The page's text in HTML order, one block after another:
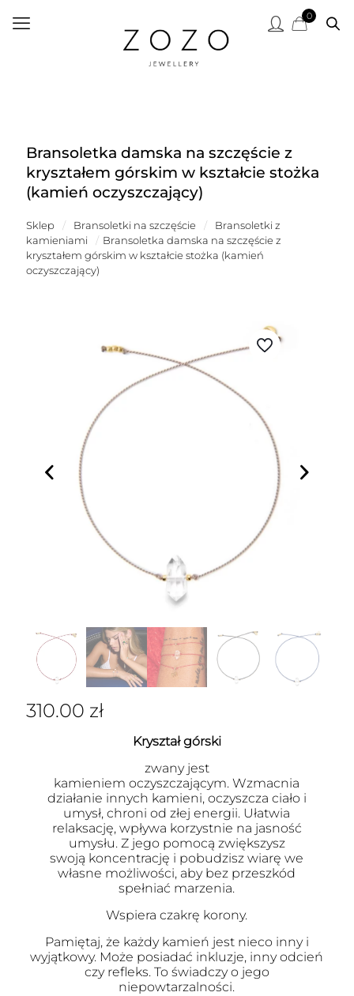
0
Bransoletka damska na szczęście z
kryształem górskim w kształcie stożka
(kamień oczyszczający)
Sklep / Bransoletki na szczęście /
Bransoletki z
kamieniami
/ Bransoletka damska na szczęście z
kryształem górskim w kształcie stożka (kamień
oczyszczający)
310.00 zł
Kryształ górski
zwany jest
kamieniem oczyszczającym. Wzmacnia
działanie innych kamieni, oczyszcza ciało i
umysł, chroni od złej energii. Ułatwia
relaksację, wpływa korzystnie na jasność
umysłu. Z jego pomocą zwiększysz
swoją koncentrację i pobudzisz wiarę we
własne możliwości, aby bez przeszkód
spełniać marzenia.
Wspiera czakrę korony.
Pamiętaj, że każdy kamień jest nieco inny i
wyjątkowy. Może posiadać inkluzje, inny odcień
czy refleks. To świadczy o jego
niepowtarzalności.